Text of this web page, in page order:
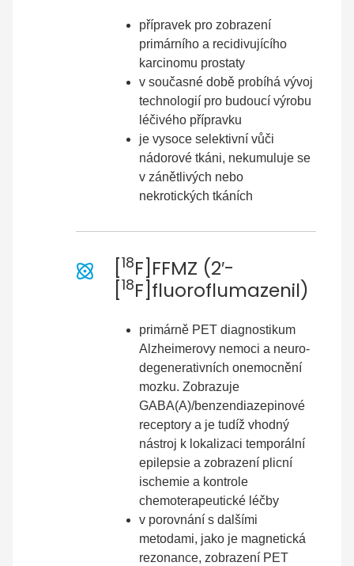
přípravek pro zobrazení
primárního a recidivujícího
karcinomu prostaty
v současné době probíhá vývoj
technologií pro budoucí výrobu
léčivého přípravku
je vysoce selektivní vůči
nádorové tkáni, nekumuluje se
v zánětlivých nebo
nekrotických tkáních
18F]FFMZ (2′-
18F]fluoroflumazenil)
primárně PET diagnostikum
Alzheimerovy nemoci a neuro-
degenerativních onemocnění
mozku. Zobrazuje
GABA(A)/benzendiazepinové
receptory a je tudíž vhodný
nástroj k lokalizaci temporální
epilepsie a zobrazení plicní
ischemie a kontrole
chemoterapeutické léčby
v porovnání s dalšími
metodami, jako je magnetická
rezonance, zobrazení PET